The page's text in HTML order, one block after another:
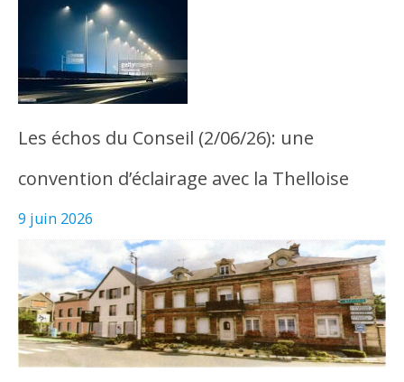
Les échos du Conseil (2/06/26): une
convention d’éclairage avec la Thelloise
9 juin 2026